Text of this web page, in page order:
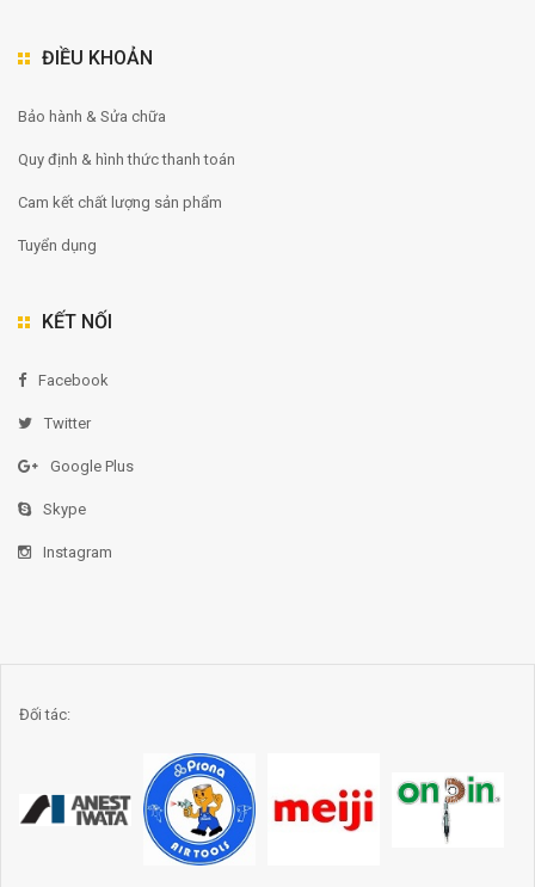
ĐIỀU KHOẢN
Bảo hành & Sửa chữa
Quy định & hình thức thanh toán
Cam kết chất lượng sản phẩm
Tuyển dụng
KẾT NỐI
Facebook
Twitter
Google Plus
Skype
Instagram
Đối tác: